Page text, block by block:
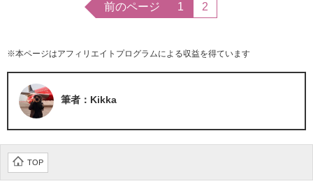
ちょっと気になるネットの話題
前のページ 1 2
※本ページはアフィリエイトプログラムによる収益を得ています
筆者：Kikka
TOP